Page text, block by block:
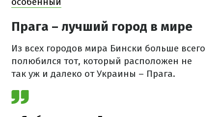
Прага – лучший город в мире
Из всех городов мира Бински больше всего
полюбился тот, который расположен не
так уж и далеко от Украины – Прага.